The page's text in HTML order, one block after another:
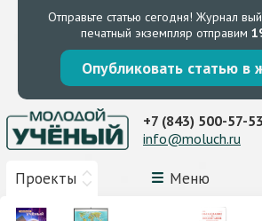
Отправьте статью сегодня! Журнал
печатный экземпляр отправим
Опубликовать статью в
Проекты Меню
+7 (843) 500-57-53
info@moluch.ru